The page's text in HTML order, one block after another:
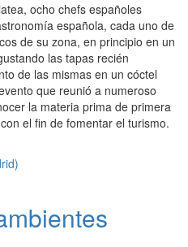
ocho chefs españoles
española, cada uno de
de su zona, en principio en un
las tapas recién
de las mismas en un cóctel
que reunió a numeroso
la materia prima de primera
el fin de fomentar el turismo.